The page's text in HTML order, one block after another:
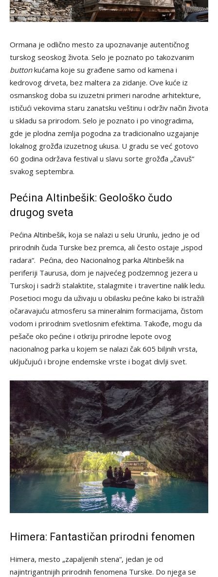
Ormana je odlično mesto za upoznavanje autentičnog
turskog seoskog života. Selo je poznato po takozvanim
buttonkućama koje su građene samo od kamena i
kedrovog drveta, bez maltera za zidanje. Ove kuće iz
osmanskog doba su izuzetni primeri narodne arhitekture,
ističući vekovima staru zanatsku veštinu i održiv način života
u skladu sa prirodom. Selo je poznato i po vinogradima,
gde je plodna zemlja pogodna za tradicionalno uzgajanje
lokalnog grožđa izuzetnog ukusa. U gradu se već gotovo
60 godina održava festival u slavu sorte grožđa „čavuš“
svakog septembra.
Pećina Altinbešik: Geološko čudo
drugog sveta
Pećina Altinbešik, koja se nalazi u selu Urunlu, jedno je od
prirodnih čuda Turske bez premca, ali često ostaje „ispod
radara“. Pećina, deo Nacionalnog parka Altinbešik na
periferiji Taurusa, dom je najvećeg podzemnog jezera u
Turskoj i sadrži stalaktite, stalagmite i travertine nalik ledu.
Posetioci mogu da uživaju u obilasku pećine kako bi istražili
očaravajuću atmosferu sa mineralnim formacijama, čistom
vodom i prirodnim svetlosnim efektima. Takođe, mogu da
pešače oko pećine i otkriju prirodne lepote ovog
nacionalnog parka u kojem se nalazi čak 605 biljnih vrsta,
uključujući i brojne endemske vrste i bogat divlji svet.
Himera: Fantastičan prirodni fenomen
Himera, mesto „zapaljenih stena“, jedan je od
najintrigantnijih prirodnih fenomena Turske. Do njega se